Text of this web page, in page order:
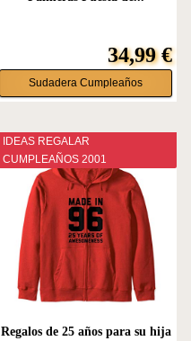
34,99 €
Sudadera Cumpleaños
IDEAS REGALAR
CUMPLEAÑOS 2001
Regalos de 25 años para su hija